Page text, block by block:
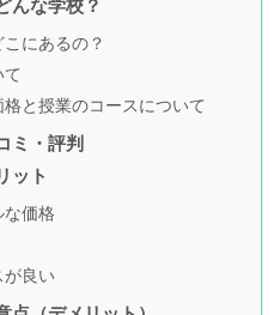
んな学校？
にあるの？
と授業のコースについて
ミ・評判
ット
価格
良い